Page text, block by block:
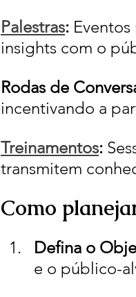
Palestras:
insights com o
Rodas de
incentivando a
Treinamentos:
transmitem
Como
Defina o
e o público-